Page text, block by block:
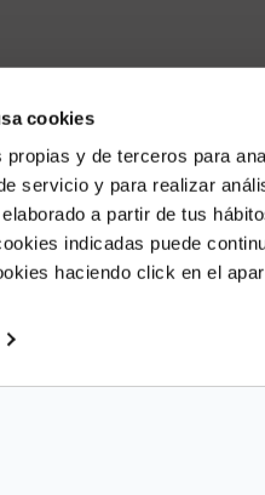
cookies
propias y de terceros para
servicio y para realizar
a partir de tus
indicadas puede
haciendo click en el